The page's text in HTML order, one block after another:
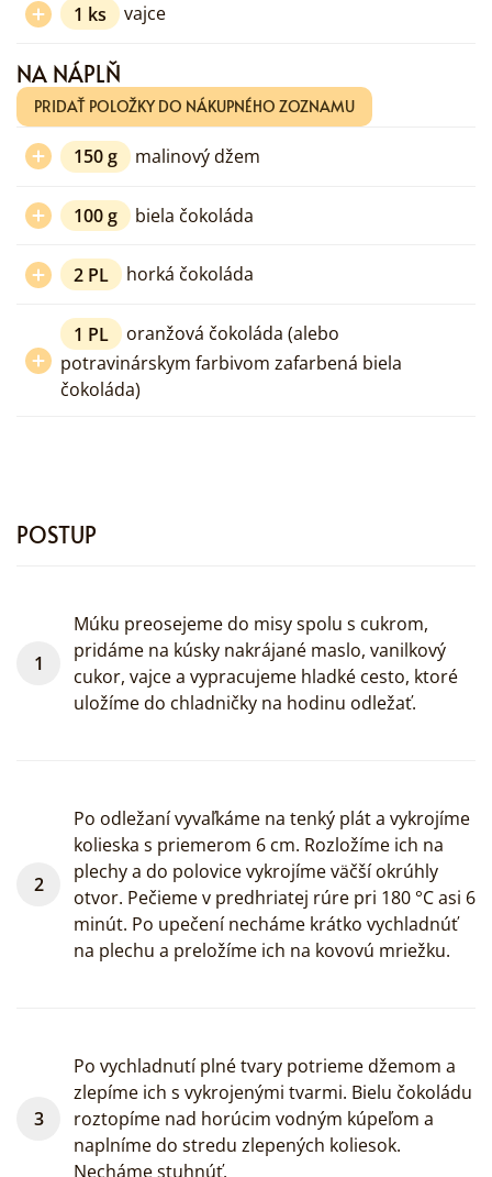
1 ks vajce
NA NÁPLŇ
PRIDAŤ POLOŽKY DO NÁKUPNÉHO ZOZNAMU
150g malinový džem
100g biela čokoláda
2 PL horká čokoláda
1 PL
oranžová čokoláda (alebo
potravinárskym farbivom zafarbená biela
čokoláda)
POSTUP
Múku preosejeme do misy spolu s cukrom,
pridáme na kúsky nakrájané maslo, vanilkový
cukor, vajce a vypracujeme hladké cesto, ktoré
uložíme do chladničky na hodinu odležať.
Po odležaní vyvaľkáme na tenký plát a vykrojíme
kolieska s priemerom 6 cm. Rozložíme ich na
plechy a do polovice vykrojíme väčší okrúhly
otvor. Pečieme v predhriatej rúre pri 180 °C asi 6
minút. Po upečení necháme krátko vychladnúť
na plechu a preložíme ich na kovovú mriežku.
Po vychladnutí plné tvary potrieme džemom a
zlepíme ich s vykrojenými tvarmi. Bielu čokoládu
roztopíme nad horúcim vodným kúpeľom a
naplníme do stredu zlepených koliesok.
Necháme stuhnúť.